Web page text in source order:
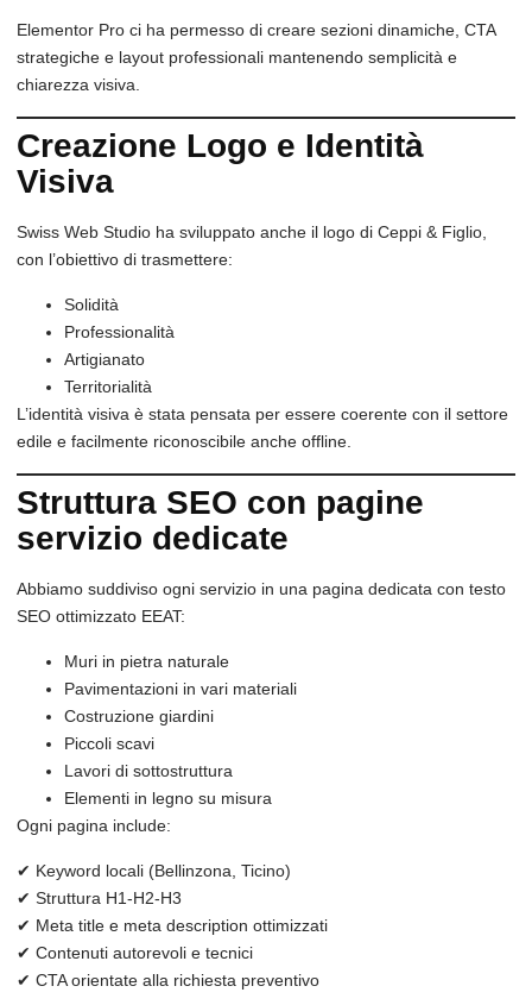
Elementor Pro ci ha permesso di creare sezioni dinamiche, CTA
strategiche e layout professionali mantenendo semplicità e
chiarezza visiva.
Creazione Logo e Identità
Visiva
Swiss Web Studio ha sviluppato anche il logo di Ceppi & Figlio,
con l’obiettivo di trasmettere:
Solidità
Professionalità
Artigianato
Territorialità
L’identità visiva è stata pensata per essere coerente con il settore
edile e facilmente riconoscibile anche offline.
Struttura SEO con pagine
servizio dedicate
Abbiamo suddiviso ogni servizio in una pagina dedicata con testo
SEO ottimizzato EEAT:
Muri in pietra naturale
Pavimentazioni in vari materiali
Costruzione giardini
Piccoli scavi
Lavori di sottostruttura
Elementi in legno su misura
Ogni pagina include:
✔ Keyword locali (Bellinzona, Ticino)
✔ Struttura H1-H2-H3
✔ Meta title e meta description ottimizzati
✔ Contenuti autorevoli e tecnici
✔ CTA orientate alla richiesta preventivo